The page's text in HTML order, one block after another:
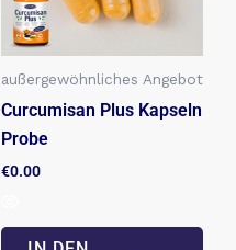
außergewöhnliches Angebot
Curcumisan Plus Kapseln
Probe
€0.00